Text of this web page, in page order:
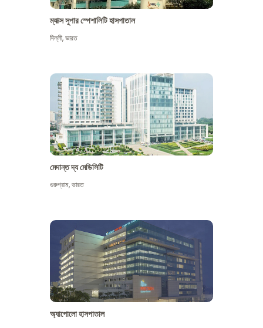
ম্যাক্স সুপার স্পেশালিটি হাসপাতাল
দিল্লী,ভারত
মেদান্ত দ্য মেডিসিটি
গুরুগ্রাম,ভারত
অ্যাপোলো হাসপাতাল